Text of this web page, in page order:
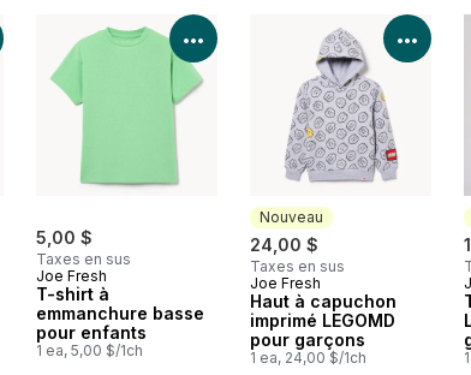
Voir les détails du produit
5,00 $
Taxes en sus
Joe Fresh
T-shirt à
emmanchure basse
pour enfants
1 ea, 5,00 $/1ch
Voir les détails du produit
Nouveau
24,00 $
Taxes en sus
Nouveau
Joe Fresh
Haut à capuchon
imprimé LEGOMD
pour garçons
1 ea, 24,00 $/1ch
Voir